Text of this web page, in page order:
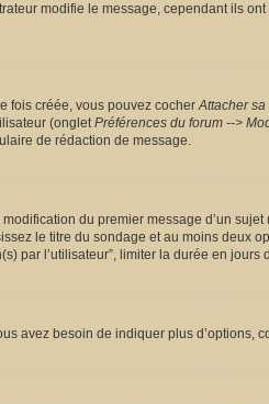
modifie le message, cependant ils
fois créée, vous pouvez cocherAttacher
(ongletPréférences du forum -->
de rédaction de message.
du premier message d’un
le titre du sondage et au moins
par l’utilisateur”, limiter la durée en
avez besoin de indiquer plus d’options,